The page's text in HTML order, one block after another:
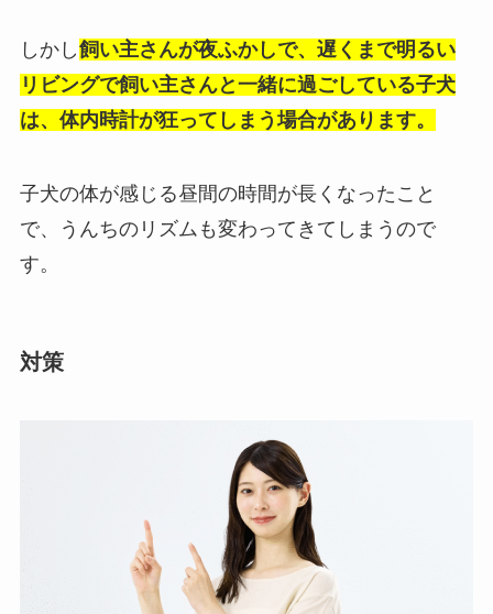
しかし飼い主さんが夜ふかしで、遅くまで明るい
リビングで飼い主さんと一緒に過ごしている子犬
は、体内時計が狂ってしまう場合があります。
子犬の体が感じる昼間の時間が長くなったこと
で、うんちのリズムも変わってきてしまうので
す。
対策